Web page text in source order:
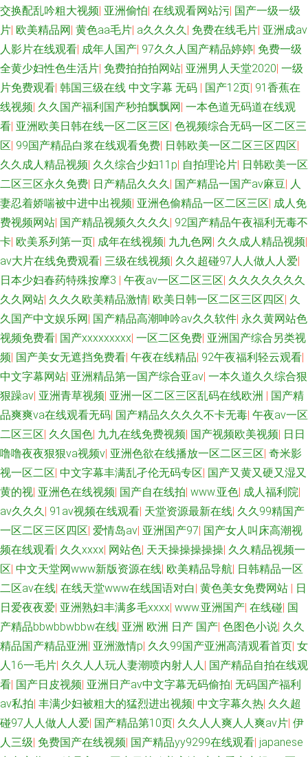
交换配乱吟粗大视频| 亚洲偷怕| 在线观看网站污| 国产一级一级
片| 欧美精品网| 黄色aa毛片| a久久久久| 免费在线毛片| 亚洲成av
人影片在线观看| 成年人国产| 97久久人国产精品婷婷| 免费一级
全黄少妇性色生活片| 免费拍拍拍网站| 亚洲男人天堂2020| 一级
片免费观看| 韩国三级在线 中文字幕 无码 | 国产12页| 91香蕉在
线视频| 久久国产福利国产秒拍飘飘网| 一本色道无码道在线观
看| 亚洲欧美日韩在线一区二区三区| 色视频综合无码一区二区三
区| 99国产精品白浆在线观看免费| 日韩欧美一区二区三区四区|
久久成人精品视频| 久久综合少妇11p| 自拍理论片| 日韩欧美一区
二区三区永久免费| 日产精品久久久| 国产精品一国产av麻豆| 人
妻忍着娇喘被中进中出视频| 亚洲色偷精品一区二区三区| 成人免
费视频网站| 国产精品视频久久久久| 92国产精品午夜福利无毒不
卡| 欧美系列第一页| 成年在线视频| 九九色网| 久久成人精品视频|
av大片在线免费观看| 三级在线视频| 久久超碰97人人做人人爱|
日本少妇春药特殊按摩3 | 午夜av一区二区三区| 久久久久久久久
久久网站| 久久久欧美精品激情| 欧美日韩一区二区三区四区| 久
久国产中文娱乐网| 国产精品高潮呻吟av久久软件| 永久黄网站色
视频免费看| 国产xxxxxxxxx| 一区二区免费| 亚洲国产综合另类视
频| 国产美女无遮挡免费看| 午夜在线精品| 92午夜福利轻云观看|
中文字幕网站| 亚洲精品第一国产综合亚av| 一本久道久久综合狠
狠躁av| 亚洲青草视频| 亚洲一区二区三区乱码在线欧洲 | 国产精
品爽爽va在线观看无码| 国产精品久久久久不卡无毒| 午夜av一区
二区三区| 久久国色| 九九在线免费视频| 国产视频欧美视频| 日日
噜噜夜夜狠狠va视频v| 亚洲色欲在线播放一区二区三区| 奇米影
视一区二区| 中文字幕丰满乱孑伦无码专区| 国产又黄又硬又湿又
黄的视| 亚洲色在线视频| 国产自在线拍| www.亚色| 成人福利院|
av久久久| 91av视频在线观看| 天堂资源最新在线| 久久99精国产
一区二区三区四区| 爱情岛av| 亚洲国产97| 国产女人叫床高潮视
频在线观看| 久久xxxx| 网站色| 天天操操操操操| 久久精品视频一
区| 中文天堂网www新版资源在线| 欧美精品导航| 日韩精品一区
二区av在线| 在线天堂www在线国语对白| 黄色美女免费网站 | 日
日爱夜夜爱| 亚洲熟妇丰满多毛xxxx| www.亚洲国产| 在线碰| 国
产精品bbwbbwbbw在线| 亚洲 欧洲 日产 国产| 色图色小说| 久久
精品国产精品亚洲 | 亚洲激情p| 久久99国产亚洲高清观看首页| 女
人16一毛片| 久久人人玩人妻潮喷内射人人| 国产精品自拍在线观
看| 国产日皮视频| 亚洲日产av中文字幕无码偷拍| 无码国产福利
av私拍| 丰满少妇被粗大的猛烈进出视频| 中文字幕久热| 久久超
碰97人人做人人爱| 国产精品第10页| 久久人人爽人人爽av片| 伊
人三级| 免费国产在线视频| 国产精品yy9299在线观看| japanese